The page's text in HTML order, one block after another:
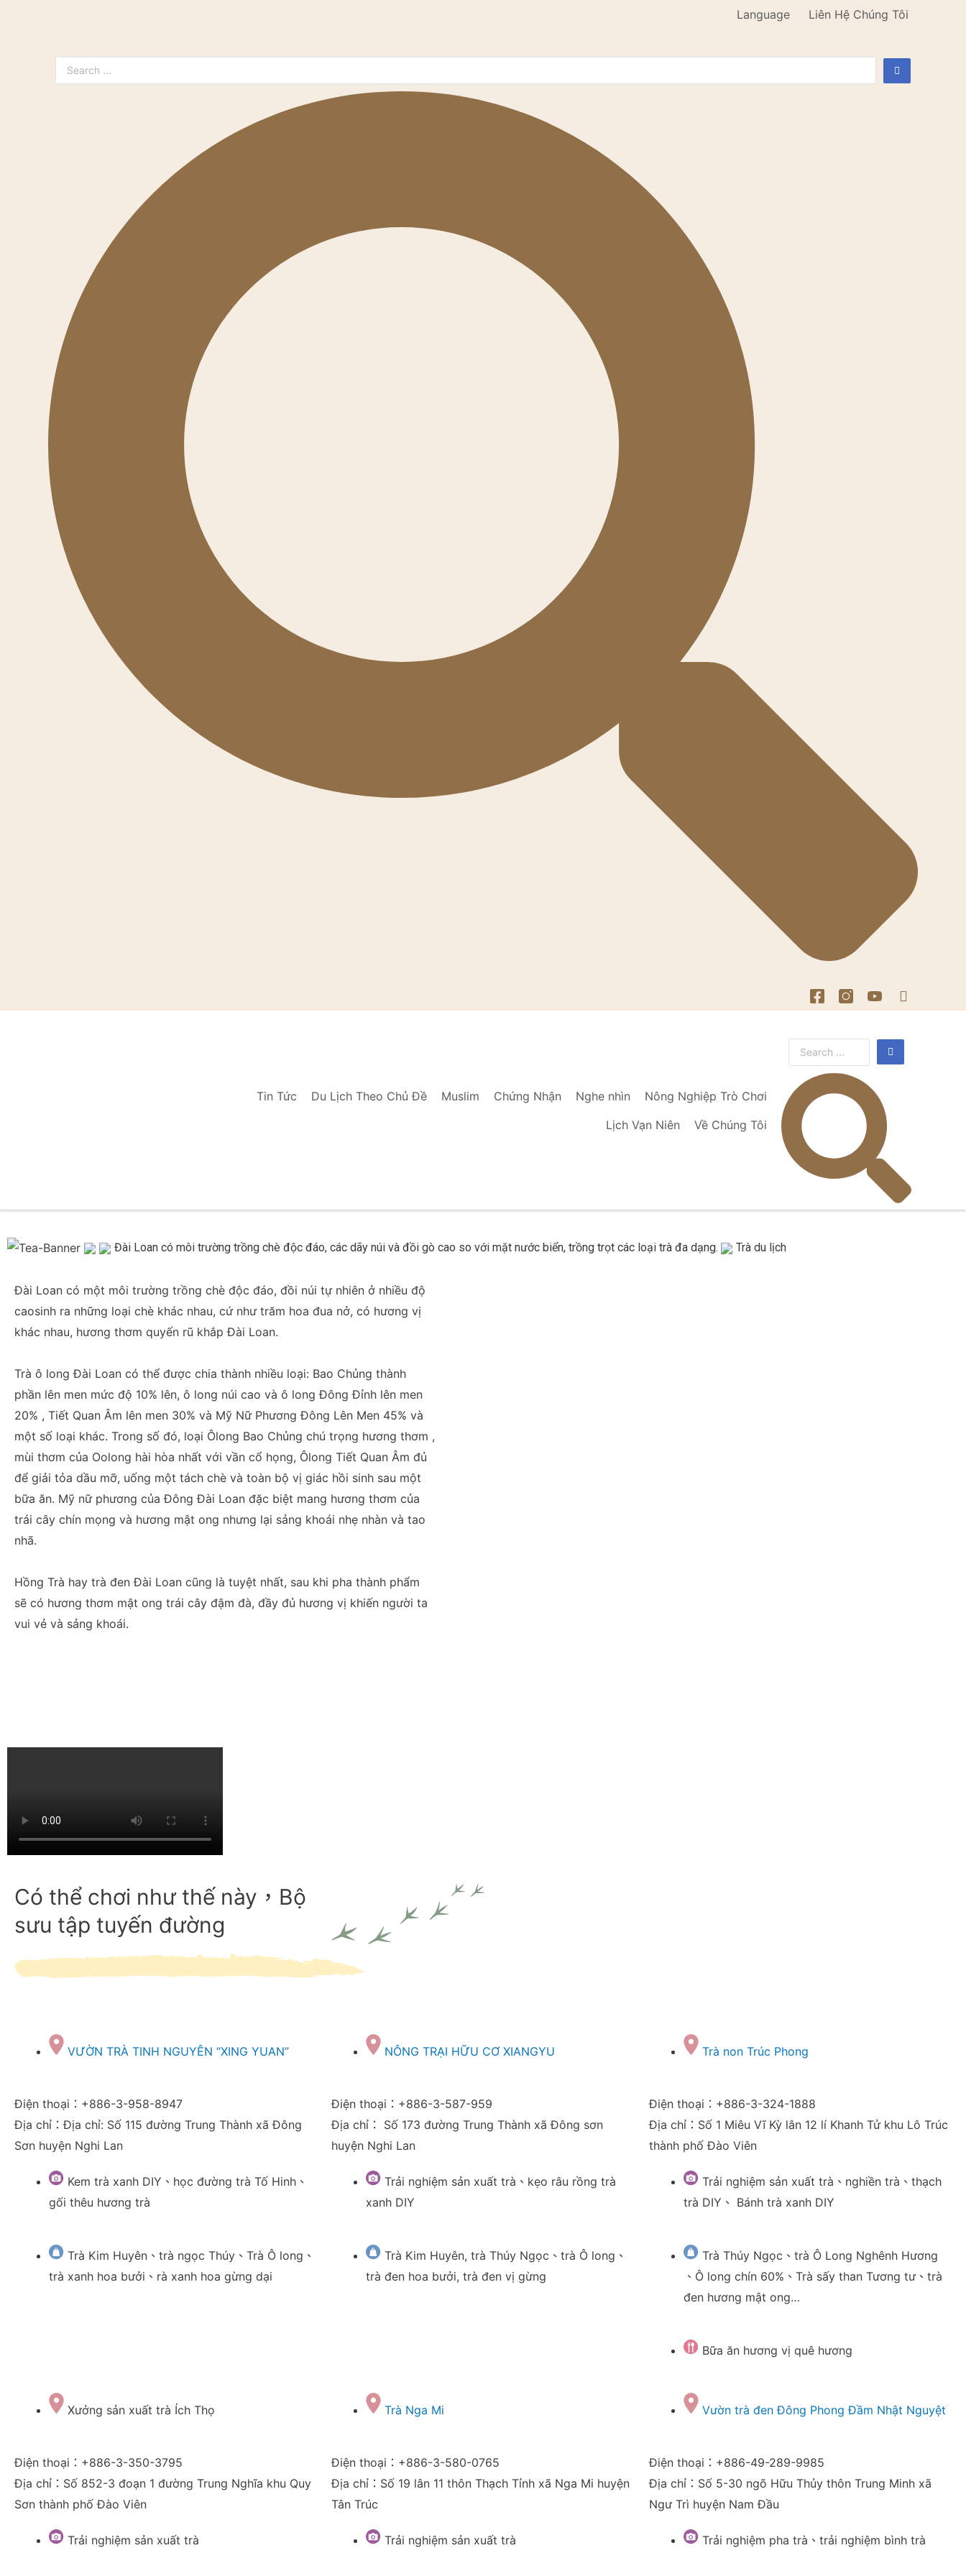
Language Liên Hệ Chúng Tôi
Tin Tức Du Lịch Theo Chủ Đề Muslim Chứng Nhận Nghe nhìn
Nông Nghiệp Trò Chơi
Lịch Vạn Niên
Về Chúng Tôi
Đài Loan có môi trường trồng chè độc đáo, các dãy núi và đồi gò cao so với mặt nước biển, trồng trọt các loại trà đa dạng. Trà du lịch
Đài Loan có một môi trường trồng chè độc đáo, đồi núi tự nhiên ở nhiều độ
caosinh ra những loại chè khác nhau, cứ như trăm hoa đua nở, có hương vị
khác nhau, hương thơm quyến rũ khắp Đài Loan.
Trà ô long Đài Loan có thể được chia thành nhiều loại: Bao Chủng thành
phần lên men mức độ 10% lên, ô long núi cao và ô long Đông Đỉnh lên men
20% , Tiết Quan Âm lên men 30% và Mỹ Nữ Phương Đông Lên Men 45% và
một số loại khác. Trong số đó, loại Ôlong Bao Chủng chú trọng hương thơm ,
mùi thơm của Oolong hài hòa nhất với vần cổ họng, Ôlong Tiết Quan Âm đủ
để giải tỏa dầu mỡ, uống một tách chè và toàn bộ vị giác hồi sinh sau một
bữa ăn. Mỹ nữ phương của Đông Đài Loan đặc biệt mang hương thơm của
trái cây chín mọng và hương mật ong nhưng lại sảng khoái nhẹ nhàn và tao
nhã.
Hồng Trà hay trà đen Đài Loan cũng là tuyệt nhất, sau khi pha thành phẩm
sẽ có hương thơm mật ong trái cây đậm đà, đầy đủ hương vị khiến người ta
vui vẻ và sảng khoái.
Có thể chơi như thế này，Bộ
sưu tập tuyến đường
VƯỜN TRÀ TINH NGUYÊN “XING YUAN”
Điện thoại：+886-3-958-8947
Địa chỉ：Địa chỉ: Số 115 đường Trung Thành xã Đông
Sơn huyện Nghi Lan
Kem trà xanh DIY、học đường trà Tố Hinh、
gối thêu hương trà
Trà Kim Huyên、trà ngọc Thúy、Trà Ô long、
trà xanh hoa bưởi、rà xanh hoa gừng dại
NÔNG TRẠI HỮU CƠ XIANGYU
Điện thoại：+886-3-587-959
Địa chỉ： Số 173 đường Trung Thành xã Đông sơn
huyện Nghi Lan
Trải nghiệm sản xuất trà、kẹo râu rồng trà
xanh DIY
Trà Kim Huyên, trà Thúy Ngọc、trà Ô long、
trà đen hoa bưởi, trà đen vị gừng
Trà non Trúc Phong
Điện thoại：+886-3-324-1888
Địa chỉ：Số 1 Miêu Vĩ Kỳ lân 12 lí Khanh Tử khu Lô Trúc
thành phố Đào Viên
Trải nghiệm sản xuất trà、nghiền trà、thạch
trà DIY、 Bánh trà xanh DIY
Trà Thúy Ngọc、trà Ô Long Nghênh Hương
、 Ô long chín 60% 、 Trà sấy than Tương tư、trà
đen hương mật ong…
Bữa ăn hương vị quê hương
Xưởng sản xuất trà Ích Thọ
Điện thoại：+886-3-350-3795
Địa chỉ：Số 852-3 đoạn 1 đường Trung Nghĩa khu Quy
Sơn thành phố Đào Viên
Trải nghiệm sản xuất trà
Trà Nga Mi
Điện thoại：+886-3-580-0765
Địa chỉ：Số 19 lân 11 thôn Thạch Tỉnh xã Nga Mi huyện
Tân Trúc
Trải nghiệm sản xuất trà
Vườn trà đen Đông Phong Đầm Nhật Nguyệt
Điện thoại：+886-49-289-9985
Địa chỉ：Số 5-30 ngõ Hữu Thủy thôn Trung Minh xã
Ngư Trì huyện Nam Đầu
Trải nghiệm pha trà、trải nghiệm bình trà